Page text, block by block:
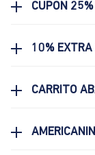
CUPON 25%
10% EXTRA
CARRITO